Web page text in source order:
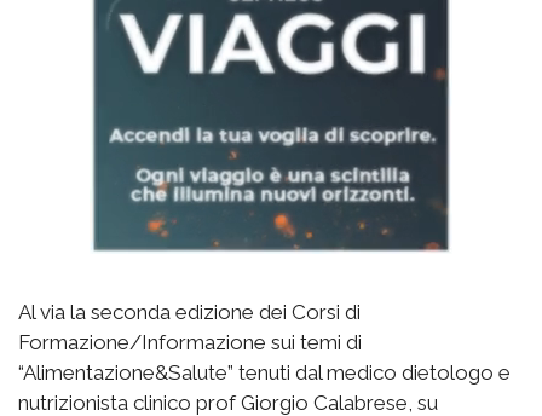
Al via la seconda edizione dei Corsi di
Formazione/Informazione sui temi di
“Alimentazione&Salute” tenuti dal medico dietologo e
nutrizionista clinico prof Giorgio Calabrese, su